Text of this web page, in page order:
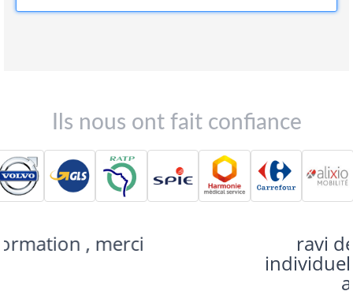
Ils nous ont fait confiance
ravi de la formation
individuelle formatrice très